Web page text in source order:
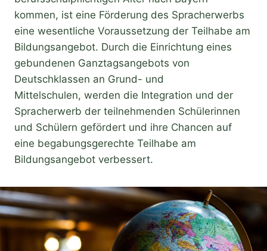
kommen, ist eine Förderung des Spracherwerbs
eine wesentliche Voraussetzung der Teilhabe am
Bildungsangebot. Durch die Einrichtung eines
gebundenen Ganztagsangebots von
Deutschklassen an Grund- und
Mittelschulen, werden die Integration und der
Spracherwerb der teilnehmenden Schülerinnen
und Schülern gefördert und ihre Chancen auf
eine begabungsgerechte Teilhabe am
Bildungsangebot verbessert.